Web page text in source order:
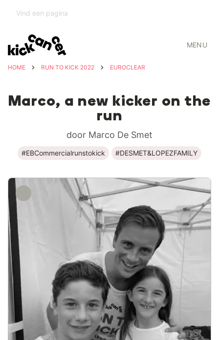
MENU
HOME RUN TO KICK 2022 EUROCLEAR
Marco, a new kicker on the
run
door Marco De Smet
#EBCommercialrunstokick #DESMET&LOPEZFAMILY